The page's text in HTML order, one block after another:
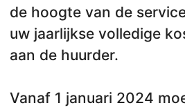
de hoogte van de
uw jaarlijkse volledige
aan de huurder.
Vanaf 1 januari 2024